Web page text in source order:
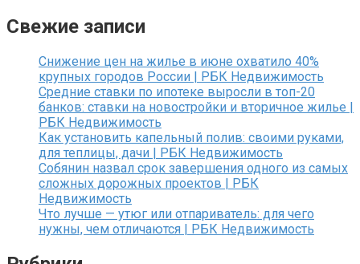
Свежие записи
Снижение цен на жилье в июне охватило 40%
крупных городов России | РБК Недвижимость
Средние ставки по ипотеке выросли в топ-20
банков: ставки на новостройки и вторичное жилье |
РБК Недвижимость
Как установить капельный полив: своими руками,
для теплицы, дачи | РБК Недвижимость
Собянин назвал срок завершения одного из самых
сложных дорожных проектов | РБК
Недвижимость
Что лучше — утюг или отпариватель: для чего
нужны, чем отличаются | РБК Недвижимость